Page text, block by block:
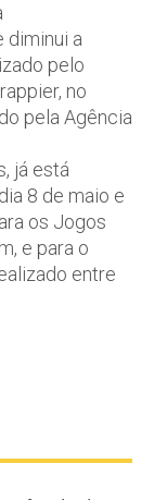
diminui a
pelo
no
pela Agência
já está
8 de maio e
os Jogos
e para o
entre